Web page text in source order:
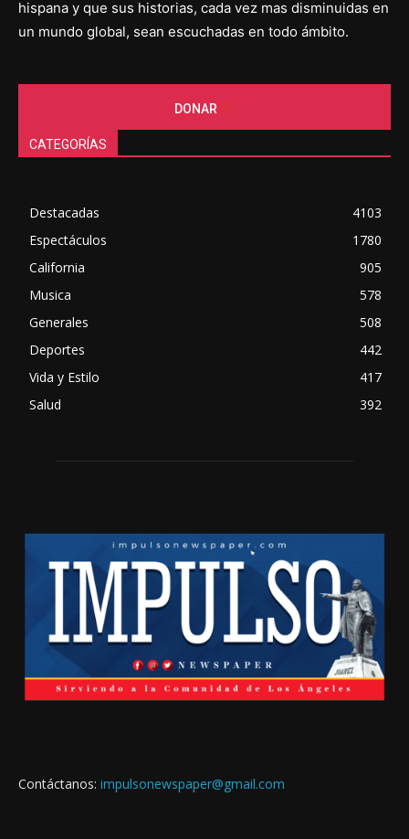
hispana y que sus historias, cada vez mas disminuidas en
un mundo global, sean escuchadas en todo ámbito.
DONAR
CATEGORÍAS
Destacadas
4103
Espectáculos
1780
California
905
Musica
578
Generales
508
Deportes
442
Vida y Estilo
417
Salud
392
Contáctanos: impulsonewspaper@gmail.com